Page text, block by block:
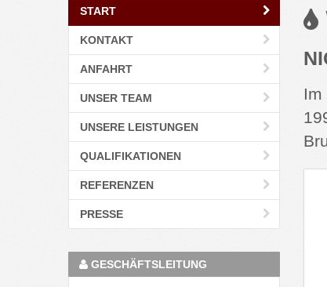
START
KONTAKT
ANFAHRT
UNSER TEAM
UNSERE LEISTUNGEN
QUALIFIKATIONEN
REFERENZEN
PRESSE
GESCHÄFTSLEITUNG